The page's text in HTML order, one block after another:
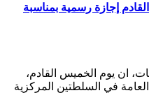
إجازة رسمية بمناسبة
في السلطتين المركزية